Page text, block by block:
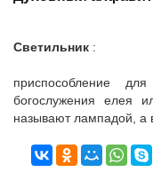
Светильник :
приспособление
богослужения елея
называют лампадой, а